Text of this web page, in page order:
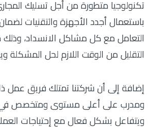
تكنولوجيا متطورة من أجل تسليك
باستعمال أجدد الأجهزة والتقنيات
التعامل مع كل مشاكل الانسداد، وذلك
التقليل من الوقت اللازم لحل المشكلة
إضافة إلى أن شركتنا تمتلك فريق عمل
ومدرب على أعلى مستوى ومتخصص في
ويتفاعل بشكل فعال مع إحتياجات